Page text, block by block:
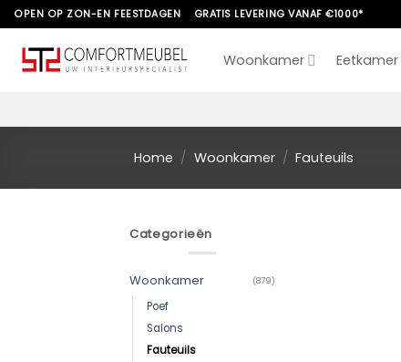
Skip
to
content
OPEN OP ZON-EN FEESTDAGEN GRATIS LEVERING VANAF €1000*
Woonkamer Eetkamer
Home / Woonkamer / Fauteuils
Categorieën
Woonkamer (879)
Poef
Salons
Fauteuils